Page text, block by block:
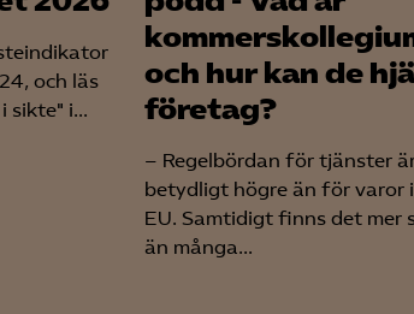
och läs
sikte" i...
och hur kan de
företag?
– Regelbördan för tjänster
betydligt högre än för varor
EU. Samtidigt finns det mer
än många...